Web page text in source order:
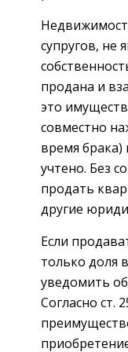
супругов, не
продана и
это
совместно
время брака)
учтено. Без
продать
другие
Если
только доля
уведомить
Согласно ст.